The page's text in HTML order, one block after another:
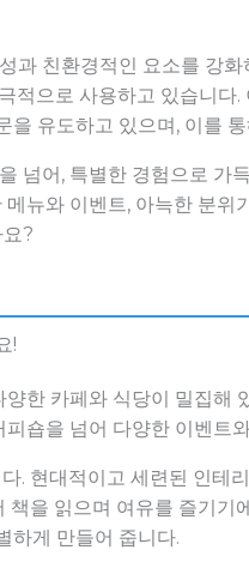
과 친환경적인 요소를 강
적으로 사용하고 있습니
을 유도하고 있으며, 이를
넘어, 특별한 경험으로
뉴와 이벤트, 아늑한 분
?
!
한 카페와 식당이 밀집
숍을 넘어 다양한 이벤
. 현대적이고 세련된 인
을 읽으며 여유를 즐기
하게 만들어 줍니다.